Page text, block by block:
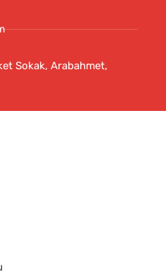
Sokak, Arabahmet,